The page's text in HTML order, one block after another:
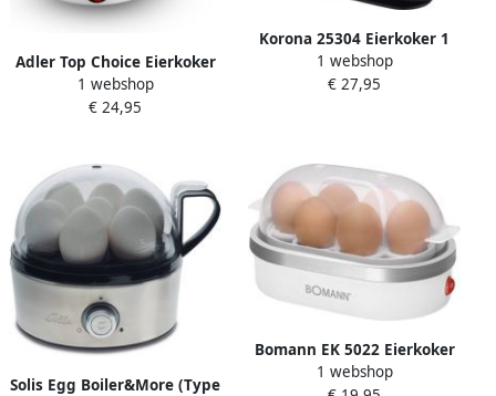
Adler Top Choice Eierkoker
voor 7 eieren 450 Watt
1 webshop
€ 24,95
Korona 25304 Eierkoker 1
tot 3 eieren Single-eierkoker
RVS behuizing Met
1 webshop
€ 27,95
Solis Egg Boiler&More (Type
Bomann EK 5022 Eierkoker
6 Eieren wit
1 webshop